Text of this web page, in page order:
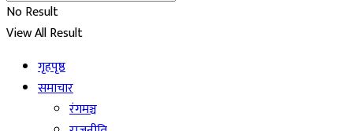
No Result
View All Result
गृहपृष्ठ
समाचार
रंगमञ्च